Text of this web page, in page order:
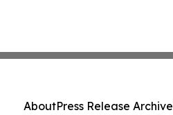
AboutPress Release Archive